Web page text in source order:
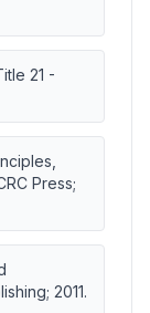
21 -
Press;
2011.